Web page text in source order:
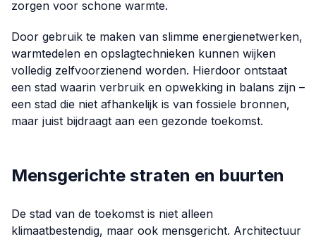
zorgen voor schone warmte.
Door gebruik te maken van slimme energienetwerken,
warmtedelen en opslagtechnieken kunnen wijken
volledig zelfvoorzienend worden. Hierdoor ontstaat
een stad waarin verbruik en opwekking in balans zijn –
een stad die niet afhankelijk is van fossiele bronnen,
maar juist bijdraagt aan een gezonde toekomst.
Mensgerichte straten en buurten
De stad van de toekomst is niet alleen
klimaatbestendig, maar ook mensgericht. Architectuur